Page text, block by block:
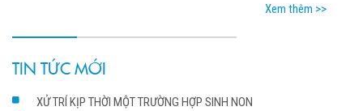
Xem thêm >>
TIN TỨC MỚI
XỬ TRÍ KỊP THỜI MỘT TRƯỜNG HỢP SINH NON